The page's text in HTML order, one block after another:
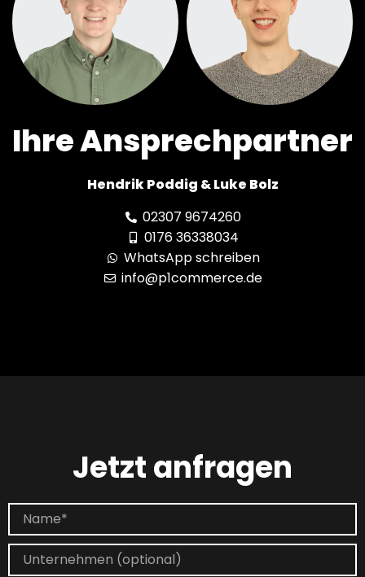
Ihre Ansprechpartner
Hendrik Poddig & Luke Bolz
02307 9674260
0176 36338034
WhatsApp schreiben
info@p1commerce.de
Jetzt anfragen